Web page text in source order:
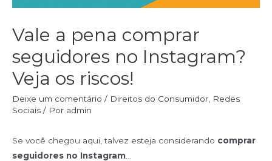
Vale a pena comprar
seguidores no Instagram?
Veja os riscos!
Deixe um comentário / Direitos do Consumidor Redes
Sociais / Por admin
Se você chegou aqui, talvez esteja considerando comprar
seguidores no Instagram